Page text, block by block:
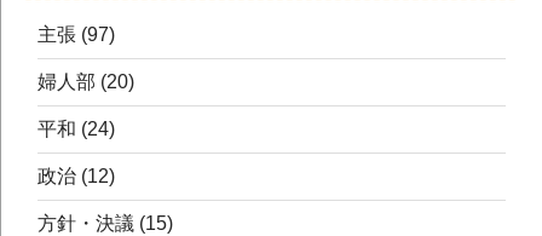
主張 (97)
婦人部 (20)
平和 (24)
政治 (12)
方針・決議 (15)